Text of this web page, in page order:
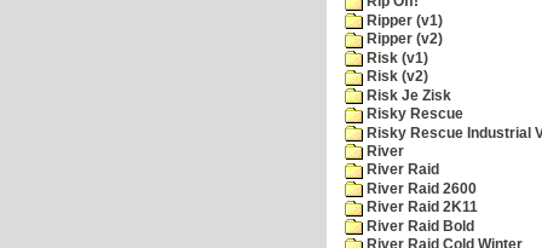
Ripper (v1)
Ripper (v2)
Risk (v1)
Risk (v2)
Risk Je Zisk
Risky Rescue
Risky Rescue Industrial
River
River Raid
River Raid 2600
River Raid 2K11
River Raid Bold
River Raid Cold Winter